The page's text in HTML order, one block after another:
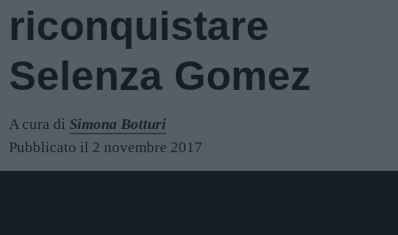
riconquistare
Selenza Gomez
A cura di Simona Botturi
Pubblicato il 2 novembre 2017